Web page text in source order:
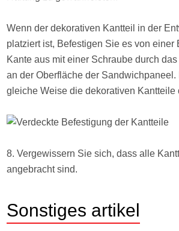
Wenn der dekorativen Kantteil in der
platziert ist, Befestigen Sie es von einer
Kante aus mit einer Schraube durch
an der Oberfläche der
gleiche Weise die dekorativen Kantteile
8. Vergewissern Sie sich, dass alle
angebracht sind.
Sonstiges artikel